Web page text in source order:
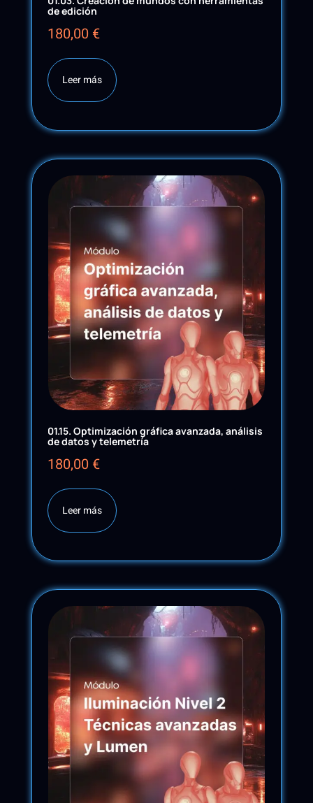
de edición
180,00 €
Leer más
01.15. Optimización gráfica avanzada, análisis
de datos y telemetría
180,00 €
Leer más